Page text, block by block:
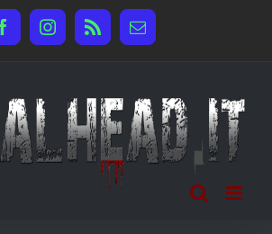
FacebookInstagram
Rss Email